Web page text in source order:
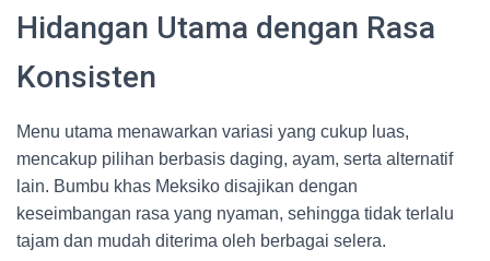
Hidangan Utama dengan Rasa
Konsisten
Menu utama menawarkan variasi yang cukup luas,
mencakup pilihan berbasis daging, ayam, serta alternatif
lain. Bumbu khas Meksiko disajikan dengan
keseimbangan rasa yang nyaman, sehingga tidak terlalu
tajam dan mudah diterima oleh berbagai selera.